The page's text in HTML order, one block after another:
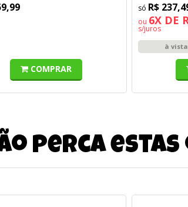
COMPRAR
R$
ou 6X DE
s/juros
à
perca